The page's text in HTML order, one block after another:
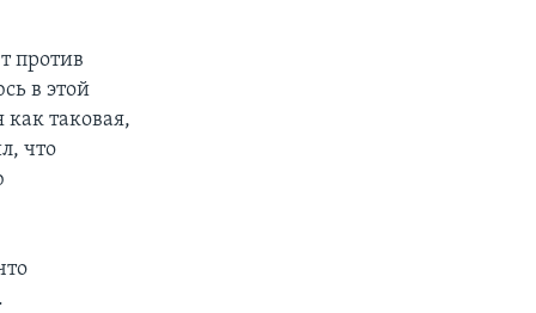
против
в этой
таковая,
что